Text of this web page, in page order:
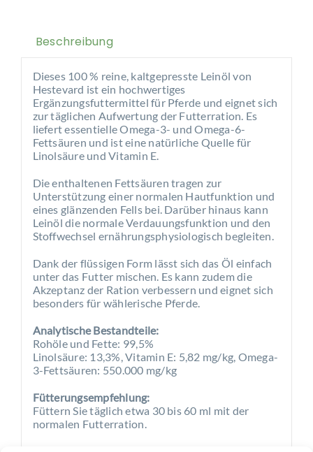
Beschreibung
Dieses 100 % reine, kaltgepresste Leinöl von
Hestevard ist ein hochwertiges
Ergänzungsfuttermittel für Pferde und eignet sich
zur täglichen Aufwertung der Futterration. Es
liefert essentielle Omega-3- und Omega-6-
Fettsäuren und ist eine natürliche Quelle für
Linolsäure und Vitamin E.
Die enthaltenen Fettsäuren tragen zur
Unterstützung einer normalen Hautfunktion und
eines glänzenden Fells bei. Darüber hinaus kann
Leinöl die normale Verdauungsfunktion und den
Stoffwechsel ernährungsphysiologisch begleiten.
Dank der flüssigen Form lässt sich das Öl einfach
unter das Futter mischen. Es kann zudem die
Akzeptanz der Ration verbessern und eignet sich
besonders für wählerische Pferde.
Analytische Bestandteile:
Rohöle und Fette: 99,5%
Linolsäure: 13,3%, Vitamin E: 5,82 mg/kg, Omega-
3-Fettsäuren: 550.000 mg/kg
Fütterungsempfehlung:
Füttern Sie täglich etwa 30 bis 60 ml mit der
normalen Futterration.